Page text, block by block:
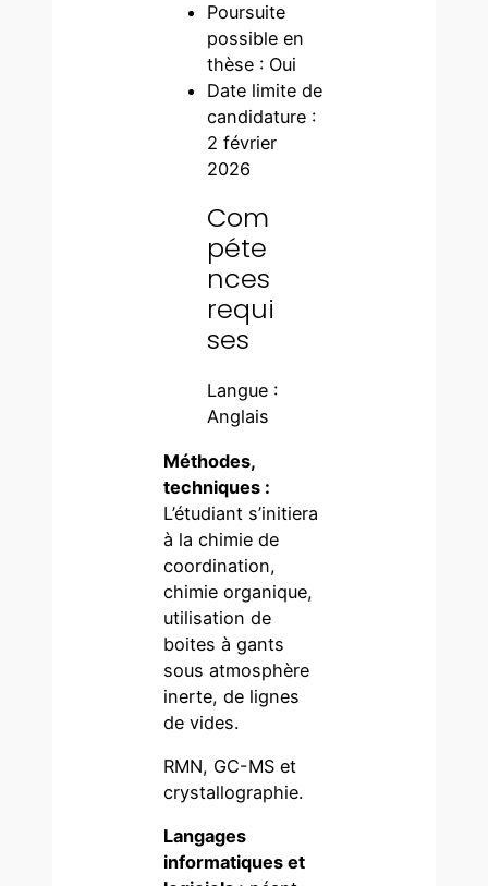
Poursuite
possible en
thèse : Oui
Date limite de
candidature :
2 février
2026
Com
péte
nces
requi
ses
Langue :
Anglais
Méthodes,
techniques :
L’étudiant s’initiera
à la chimie de
coordination,
chimie organique,
utilisation de
boites à gants
sous atmosphère
inerte, de lignes
de vides.
RMN, GC-MS et
crystallographie.
Langages
informatiques et